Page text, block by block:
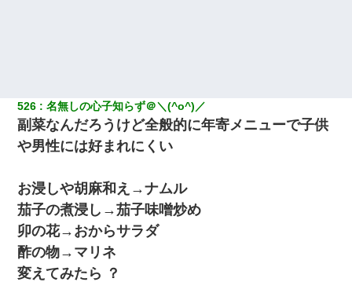
とっさに女児を捕まえたら変質者扱いされた。母親「あっち行っ
てよ！気持ち悪い！（ｼｯｼｯ」→ 後日、俺を見つけた母親がすっ飛
んできて・・・
書店「息子さんが万引きしました」私「はっ？(息子目の前にいる
し…)うちの子ではないので迎えに行きません」→息子を名乗って
た人物の正体が判明するも・・・
近所のお寺に住み込みで手伝いしてる知的障害のオッサンがい
た。ある日、オッサンが火かき棒を持って顔を真っ赤にしながら
走り回っていて…
526 名無しの心子知らず＠＼(^o^)／
副菜なんだろうけど全般的に年寄メニューで子供
や男性には好まれにくい
お浸しや胡麻和え→ナムル
茄子の煮浸し→茄子味噌炒め
卯の花→おからサラダ
酢の物→マリネ
変えてみたら ？